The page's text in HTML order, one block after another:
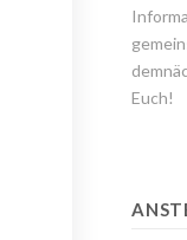
Euch!